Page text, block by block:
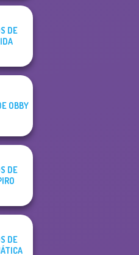
DE
OBBY
DE
DE